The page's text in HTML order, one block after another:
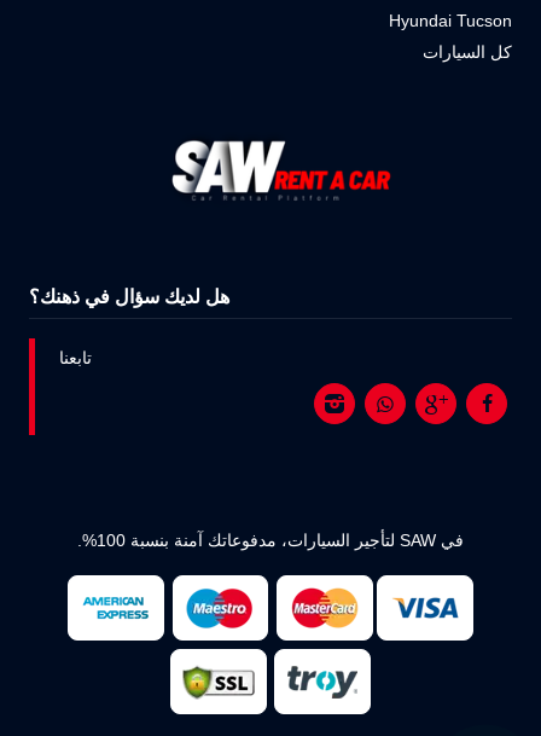
Hyundai Tucson
كل السيارات
هل لديك سؤال في ذهنك؟
تابعنا
في SAW لتأجير السيارات، مدفوعاتك آمنة بنسبة 100%.